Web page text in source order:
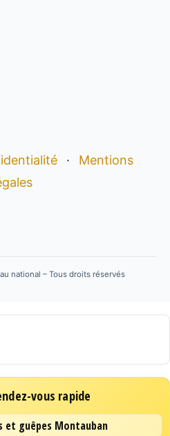
·
Mentions
national – Tous droits réservés
vous rapide
et guêpes Montauban